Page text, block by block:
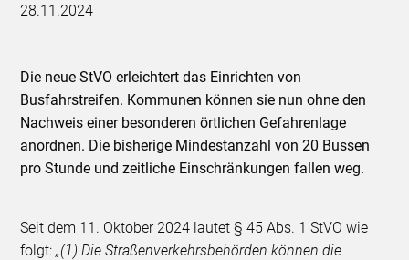
28.11.2024
Die neue StVO erleichtert das Einrichten von
Busfahrstreifen. Kommunen können sie nun ohne den
Nachweis einer besonderen örtlichen Gefahrenlage
anordnen. Die bisherige Mindestanzahl von 20 Bussen
pro Stunde und zeitliche Einschränkungen fallen weg.
Seit dem 11. Oktober 2024 lautet § 45 Abs. 1 StVO wie
folgt:„(1) Die Straßenverkehrsbehörden können die